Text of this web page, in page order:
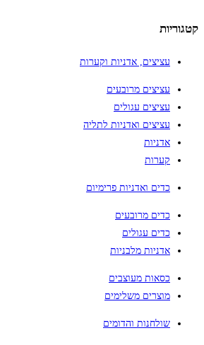
קטגוריות
עציצים, אדניות וקערות
עציצים מרובעים
עציצים עגולים
עציצים ואדניות לתליה
אדניות
קערות
כדים ואדניות פרימיום
כדים מרובעים
כדים עגולים
אדניות מלבניות
כסאות מעוצבים
מוצרים משלימים
שולחנות והדומים